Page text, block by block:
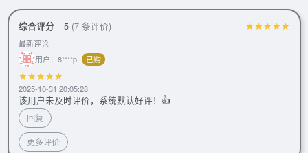
综合评分 5 (7 条评价)
最新评论
用户：8****p
已购
2025-10-31 20:05:28
该用户未及时评价，系统默认好评！👍
回复
更多评价